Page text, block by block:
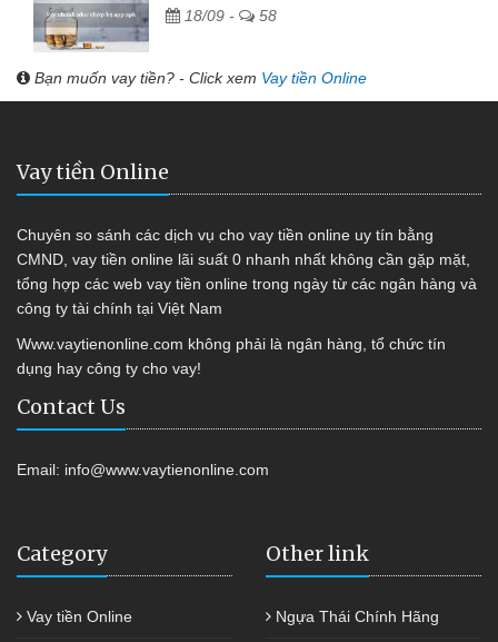
18/09 - 58
Bạn muốn vay tiền? - Click xem Vay tiền Online
Vay tiền Online
Chuyên so sánh các dịch vụ cho vay tiền online uy tín bằng
CMND, vay tiền online lãi suất 0 nhanh nhất không cần gặp mặt,
tổng hợp các web vay tiền online trong ngày từ các ngân hàng và
công ty tài chính tại Việt Nam
Www.vaytienonline.com không phải là ngân hàng, tổ chức tín
dụng hay công ty cho vay!
Contact Us
Email: info@www.vaytienonline.com
Category
Vay tiền Online
Other link
Ngựa Thái Chính Hãng